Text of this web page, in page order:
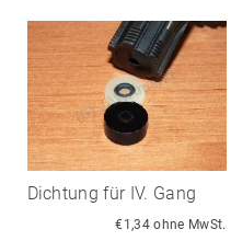
Dichtung für IV. Gang
€1,34 ohne MwSt.